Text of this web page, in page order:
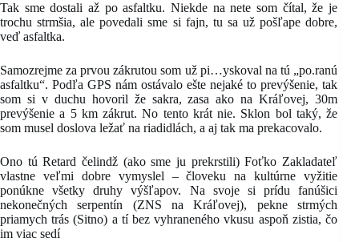
Tak sme dostali až po asfaltku. Niekde na nete som čítal, že je
trochu strmšia, ale povedali sme si fajn, tu sa už pošľape dobre,
veď asfaltka.
Samozrejme za prvou zákrutou som už pi…yskoval na tú „po.ranú
asfaltku“. Podľa GPS nám ostávalo ešte nejaké to prevýšenie, tak
som si v duchu hovoril že sakra, zasa ako na Kráľovej, 30m
prevýšenie a 5 km zákrut. No tento krát nie. Sklon bol taký, že
som musel doslova ležať na riadidlách, a aj tak ma prekacovalo.
Ono tú Retard čelindž (ako sme ju prekrstili) Foťko Zakladateľ
vlastne veľmi dobre vymyslel – človeku na kultúrne vyžitie
ponúkne všetky druhy výšľapov. Na svoje si prídu fanúšici
nekonečných serpentín (ZNS na Kráľovej), pekne strmých
priamych trás (Sitno) a tí bez vyhraneného vkusu aspoň zistia, čo
im viac sedí